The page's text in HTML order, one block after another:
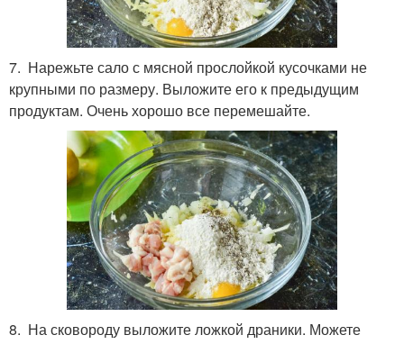
7. Нарежьте сало с мясной прослойкой кусочками не
крупными по размеру. Выложите его к предыдущим
продуктам. Очень хорошо все перемешайте.
8. На сковороду выложите ложкой драники. Можете